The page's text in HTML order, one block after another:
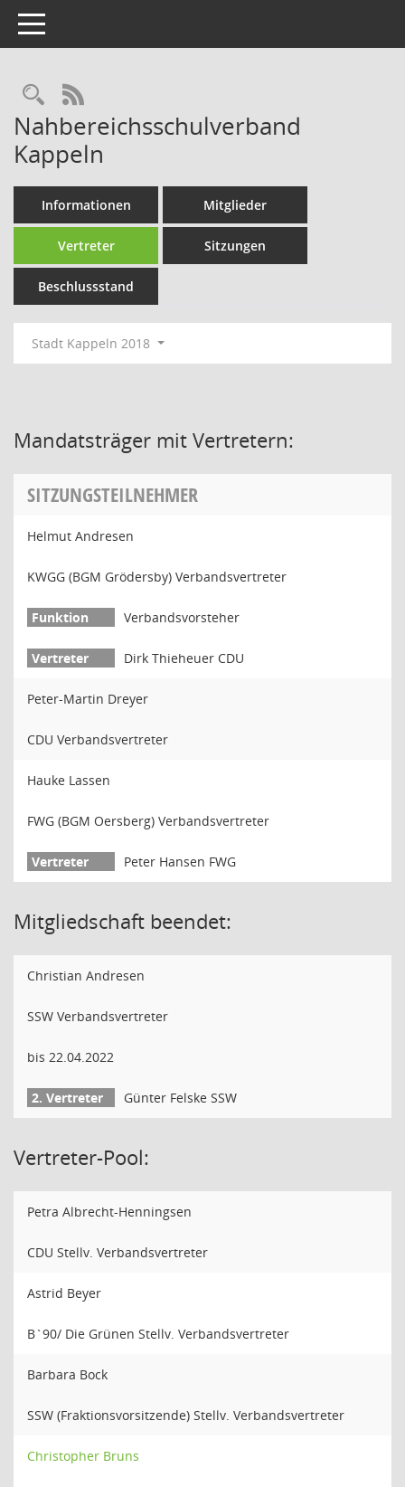
Toggle navigation
Rechercheauswahl
RSS-Feed
Nahbereichsschulverband
Kappeln
Informationen Mitglieder
Vertreter Sitzungen
Beschlussstand
Stadt Kappeln 2018
Mandatsträger mit Vertretern:
SITZUNGSTEILNEHMER
Helmut Andresen
KWGG (BGM Grödersby) Verbandsvertreter
Verbandsvorsteher
Dirk Thieheuer CDU
Peter-Martin Dreyer
CDU Verbandsvertreter
Hauke Lassen
FWG (BGM Oersberg) Verbandsvertreter
Peter Hansen FWG
Mitgliedschaft beendet:
Christian Andresen
SSW Verbandsvertreter
bis 22.04.2022
Günter Felske SSW
Vertreter-Pool:
Petra Albrecht-Henningsen
CDU Stellv. Verbandsvertreter
Astrid Beyer
B`90/ Die Grünen Stellv. Verbandsvertreter
Barbara Bock
SSW (Fraktionsvorsitzende) Stellv. Verbandsvertreter
Christopher Bruns